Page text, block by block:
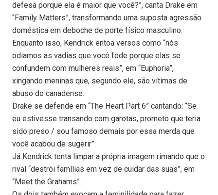
defesa porque ela é maior que você?”, canta Drake em
“Family Matters”, transformando uma suposta agressão
doméstica em deboche de porte físico masculino.
Enquanto isso, Kendrick entoa versos como “nós
odiamos as vadias que você fode porque elas se
confundem com mulheres reais”, em “Euphoria”,
xingando meninas que, segundo ele, são vítimas de
abuso do canadense.
Drake se defende em “The Heart Part 6” cantando: “Se
eu estivesse transando com garotas, prometo que teria
sido preso / sou famoso demais por essa merda que
você acabou de sugerir”.
Já Kendrick tenta limpar a própria imagem rimando que o
rival “destrói famílias em vez de cuidar das suas”, em
“Meet the Grahams”.